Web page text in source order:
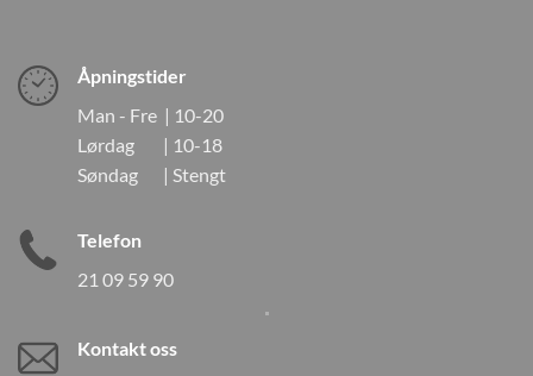
Åpningstider
Man - Fre | 10-20
Lørdag | 10-18
Søndag | Stengt
Telefon
21 09 59 90
Kontakt oss